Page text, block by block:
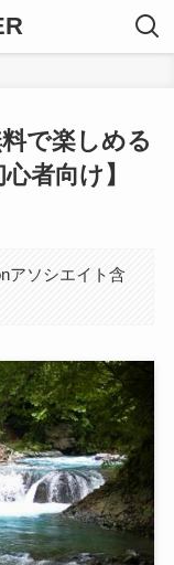
で楽しめる
者向け】
アソシエイト含